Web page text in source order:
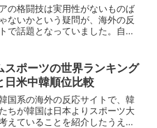
の格闘技は実用性がないものば
ないかという疑問が、海外の反
で話題となっていました。自分
に総合格闘技も本格的に行って
、この手に疑問に答...
スポーツの世界ランキング
日米中韓順位比較
国系の海外の反応サイトで、韓
ちが韓国は日本よりスポーツ大
えていることを紹介したうえ